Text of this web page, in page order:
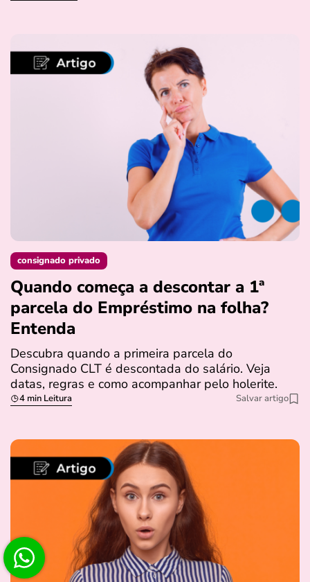
consignado privado
Quando começa a descontar a 1ª
parcela do Empréstimo na folha?
Entenda
Descubra quando a primeira parcela do
Consignado CLT é descontada do salário. Veja
datas, regras e como acompanhar pelo holerite.
4 min Leitura Salvar artigo